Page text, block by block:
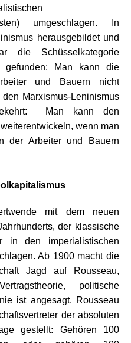
umgeschlagen. In
herausgebildet und
die Schüsselkategorie
gefunden: Man kann die
und Bauern nicht
Marxismus-Leninismus
Man kann den
wenn man
der Arbeiter und Bauern
mit dem neuen
der klassische
in den imperialistischen
Ab 1900 macht die
Jagd auf Rousseau,
politische
ist angesagt. Rousseau
der absoluten
gestellt: Gehören 100